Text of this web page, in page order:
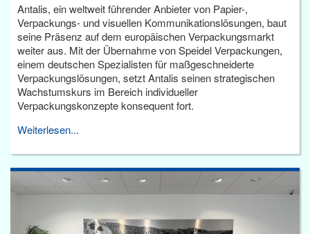
Antalis, ein weltweit führender Anbieter von Papier-,
Verpackungs- und visuellen Kommunikationslösungen, baut
seine Präsenz auf dem europäischen Verpackungsmarkt
weiter aus. Mit der Übernahme von Speidel Verpackungen,
einem deutschen Spezialisten für maßgeschneiderte
Verpackungslösungen, setzt Antalis seinen strategischen
Wachstumskurs im Bereich individueller
Verpackungskonzepte konsequent fort.
Weiterlesen...